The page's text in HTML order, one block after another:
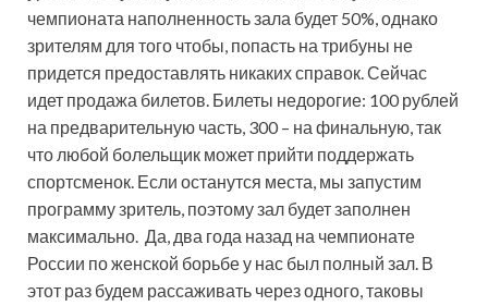
чемпионата наполненность зала будет 50%, однако
зрителям для того чтобы, попасть на трибуны не
придется предоставлять никаких справок. Сейчас
идет продажа билетов. Билеты недорогие: 100 рублей
на предварительную часть, 300 – на финальную, так
что любой болельщик может прийти поддержать
спортсменок. Если останутся места, мы запустим
программу зритель, поэтому зал будет заполнен
максимально. Да, два года назад на чемпионате
России по женской борьбе у нас был полный зал. В
этот раз будем рассаживать через одного, таковы